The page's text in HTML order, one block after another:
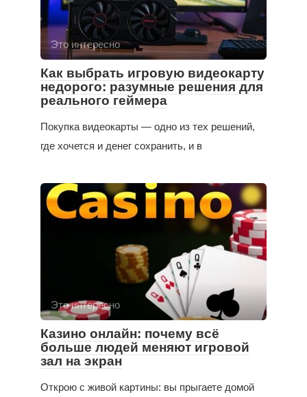
Это интересно
Как выбрать игровую видеокарту
недорого: разумные решения для
реального геймера
Покупка видеокарты — одно из тех решений,
где хочется и денег сохранить, и в
Это интересно
Казино онлайн: почему всё
больше людей меняют игровой
зал на экран
Открою с живой картины: вы прыгаете домой